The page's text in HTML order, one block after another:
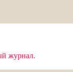
журнал.